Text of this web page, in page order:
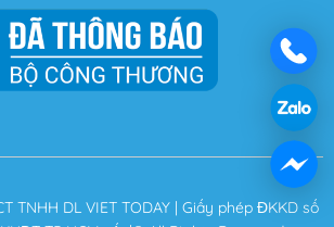
TNHH DL VIET TODAY | Giấy phép ĐKKD số